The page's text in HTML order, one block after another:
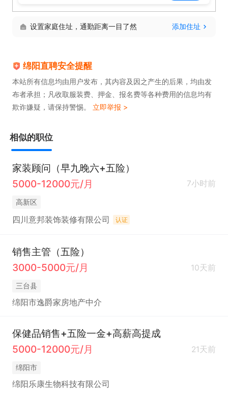
都是直营，岗位的稳定性强、晋升空间大；
绵阳市涪城区金佳城南名著
绵阳市游仙区芙蓉汉城
绵阳市高新区普明南路东段71号
设置家庭住址，通勤距离一目了然 添加住址
绵阳直聘安全提醒
本站所有信息均由用户发布，其内容及因之产生的后果，均由发
布者承担；凡收取服装费、押金、报名费等各种费用的信息均有
欺诈嫌疑，请保持警惕。 立即举报 >
相似的职位
家装顾问（早九晚六+五险）
5000-12000元/月
7小时前
高新区
四川意邦装饰装修有限公司 认证
销售主管（五险）
3000-5000元/月
10天前
三台县
绵阳市逸爵家房地产中介
保健品销售+五险一金+高薪高提成
5000-12000元/月
21天前
绵阳市
绵阳乐康生物科技有限公司